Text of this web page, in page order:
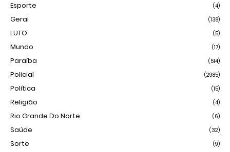
Esporte (4)
Geral (138)
LUTO (5)
Mundo (17)
Paraíba (514)
Policial (2985)
Política (15)
Religião (4)
Rio Grande Do Norte (6)
Saúde (32)
Sorte (9)